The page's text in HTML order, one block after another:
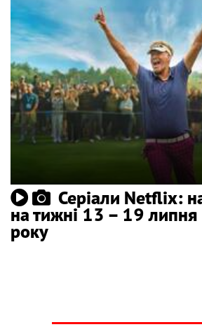
Серіали Netflix:
на тижні 13 – 19
року